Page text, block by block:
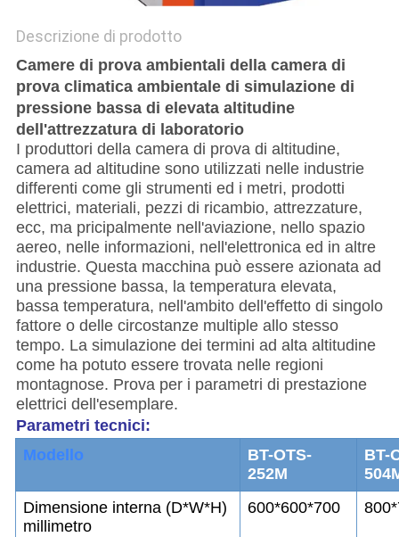
Descrizione di prodotto
Camere di prova ambientali della camera di
prova climatica ambientale di simulazione di
pressione bassa di elevata altitudine
dell'attrezzatura di laboratorio
I produttori della camera di prova di altitudine,
camera ad altitudine sono utilizzati nelle industrie
differenti come gli strumenti ed i metri, prodotti
elettrici, materiali, pezzi di ricambio, attrezzature,
ecc, ma pricipalmente nell'aviazione, nello spazio
aereo, nelle informazioni, nell'elettronica ed in altre
industrie. Questa macchina può essere azionata ad
una pressione bassa, la temperatura elevata,
bassa temperatura, nell'ambito dell'effetto di singolo
fattore o delle circostanze multiple allo stesso
tempo. La simulazione dei termini ad alta altitudine
come ha potuto essere trovata nelle regioni
montagnose. Prova per i parametri di prestazione
elettrici dell'esemplare.
Parametri tecnici:
Modello
BT-OTS-
252M
BT-
Dimensione interna (D*W*H)
millimetro
600*600*700